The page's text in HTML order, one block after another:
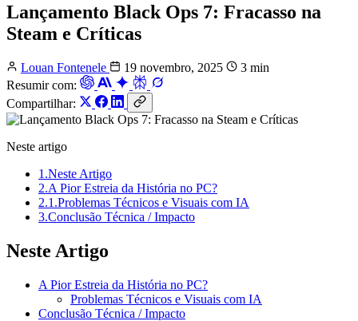
Lançamento Black Ops 7: Fracasso na
Steam e Críticas
Louan Fontenele 19 novembro, 2025
3 min
Resumir com:
Compartilhar:
Neste artigo
1.Neste Artigo
2.A Pior Estreia da História no PC?
2.1.Problemas Técnicos e Visuais com IA
3.Conclusão Técnica / Impacto
Neste Artigo
A Pior Estreia da História no PC?
Problemas Técnicos e Visuais com IA
Conclusão Técnica / Impacto